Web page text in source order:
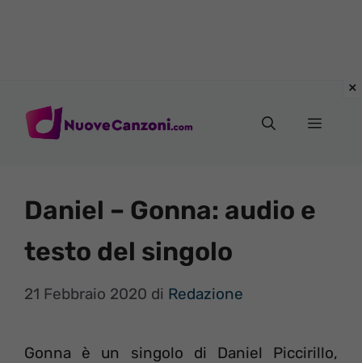
Menu
Daniel – Gonna: audio e
testo del singolo
21 Febbraio 2020 di Redazione
Gonna è un singolo di Daniel Piccirillo,